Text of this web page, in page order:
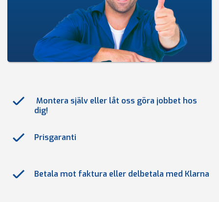
Montera själv eller låt oss göra jobbet hos
dig!
Prisgaranti
Betala mot faktura eller delbetala med Klarna